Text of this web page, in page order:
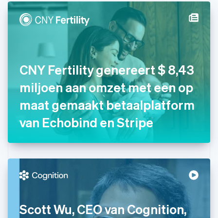
CNY Fertility genereert $ 8,43
miljoen aan omzet met een op
maat gemaakt betaalplatform
van Echobind en Stripe
Scott Wu, CEO van Cognition,
Duitsland
DeutschEnglish
Estland
Svenska
FrançaisEnglish
Gibraltar
English
Griekenland
Hongarije
Hongkong SAR, China
English
India
Italiano English